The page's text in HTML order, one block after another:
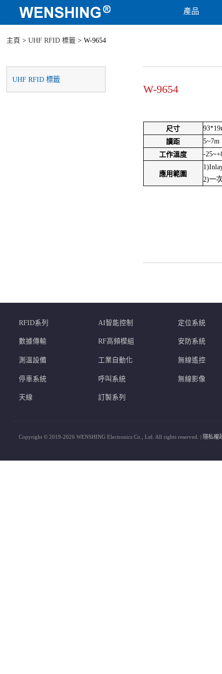
產品
主頁 > UHF RFID 標籤 > W-9654
UHF RFID 標籤
W-9654
尺寸
讀距 5~7m
工作溫度 -
應用範圍
2)一
RFID系列 AI智能控制 定位系統
數據傳輸 RF高頻模組 安防系統
測溫設備 工業自動化 無線遙控
停車系統 呼叫系統 無線影像
天線 訂製系列
Copyright © 2019-2026 WENSHING Electronics Co., Ltd. All rights reserved. | 隱私權